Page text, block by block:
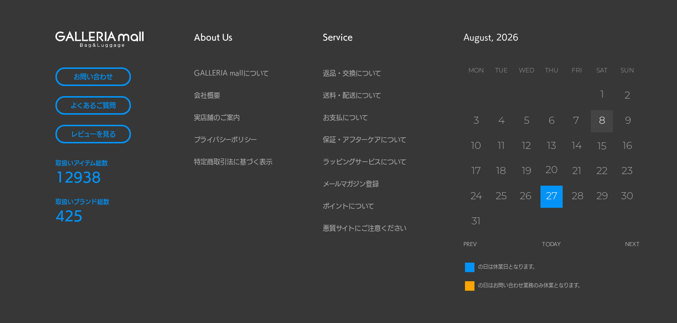
お問い合わせ
よくあるご質問
レビューを見る
取扱いアイテム総数
12938
取扱いブランド総数
425
About Us
GALLERIA mallについて
会社概要
実店舗のご案内
プライバシーポリシー
特定商取引法に基づく表示
Service
返品・交換について
送料・配送について
お支払について
保証・アフターケアについて
ラッピングサービスについて
メールマガジン登録
ポイントについて
悪質サイトにご注意ください
August, 2026
MON TUE WED THU FRI SAT SUN
2
3 4 5 6 7 8 9
10 12 13 14 15 16
17 18 19 20 21 22 23
24 25 26 27 28 29 30
31
PREV TODAY NEXT
の日は休業日となります。
の日はお問い合わせ業務のみ休業となります。